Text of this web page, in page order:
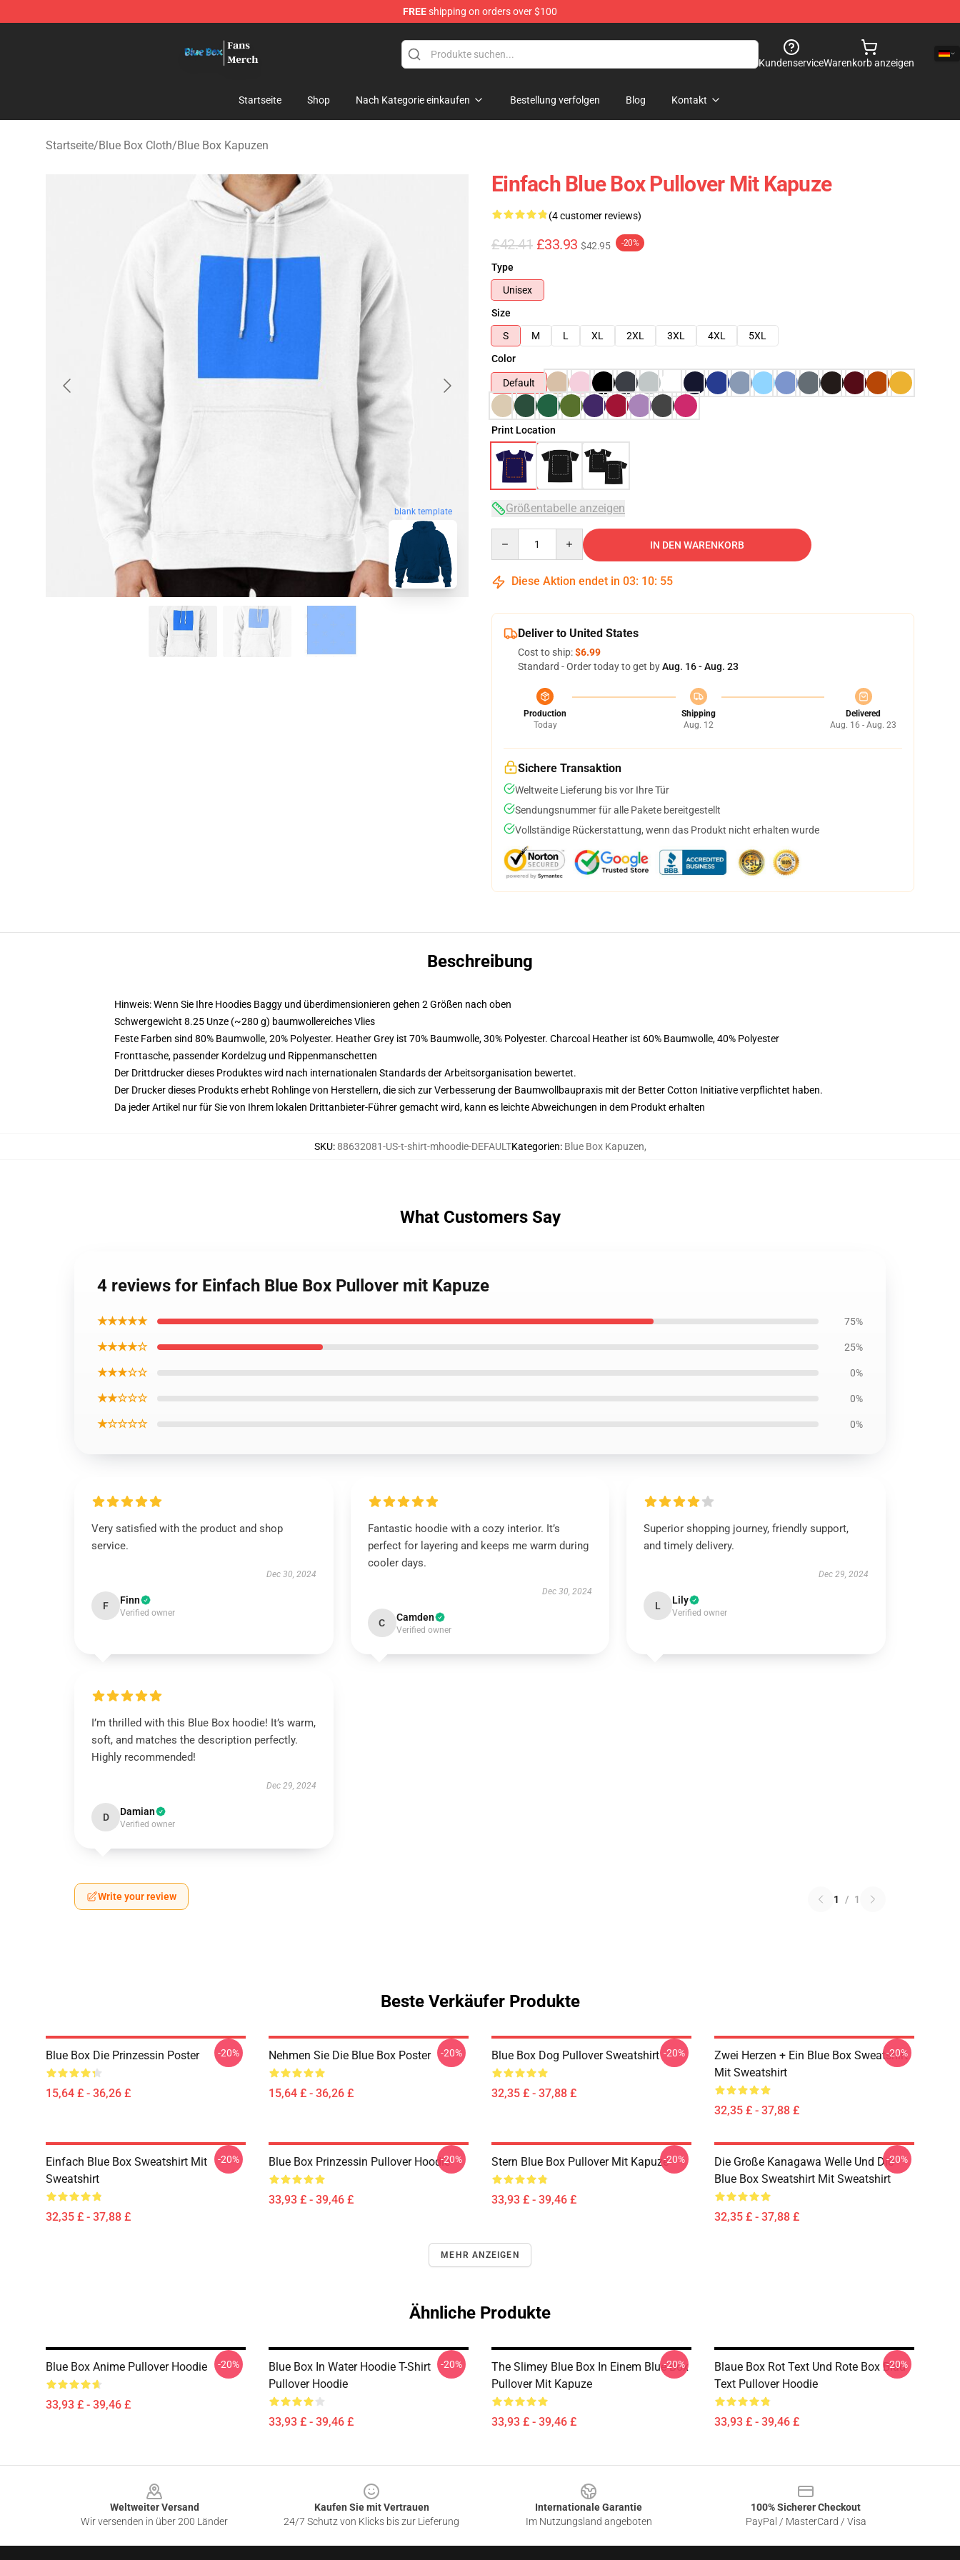
FREEshipping on orders over $100
KundenserviceWarenkorb anzeigen
Startseite Shop Nach Kategorie einkaufen Bestellung verfolgen Blog Kontakt
Startseite/Blue Box Cloth/Blue Box Kapuzen
blank template
Einfach Blue Box Pullover Mit Kapuze
(4 customer reviews)
£42.41 £33.93 $42.95 -20%
Type
Unisex
Size
S
M L XL 2XL 3XL 4XL
5XL
Color
Default
Print Location
Größentabelle anzeigen
IN DEN WARENKORB
Diese Aktion endet in 03: 10: 54
Deliver to United States
Cost to ship:$6.99
Standard - Order today to get byAug. 16 - Aug. 23
Production
Today
Shipping
Aug. 12
Delivered
Aug. 16 - Aug. 23
Sichere Transaktion
Weltweite Lieferung bis vor Ihre Tür
Sendungsnummer für alle Pakete bereitgestellt
Vollständige Rückerstattung, wenn das Produkt nicht erhalten wurde
Beschreibung
Hinweis: Wenn Sie Ihre Hoodies Baggy und überdimensionieren gehen 2 Größen nach oben
Schwergewicht 8.25 Unze (~280 g) baumwollereiches Vlies
Feste Farben sind 80% Baumwolle, 20% Polyester. Heather Grey ist 70% Baumwolle, 30% Polyester. Charcoal Heather ist 60% Baumwolle, 40% Polyester
Fronttasche, passender Kordelzug und Rippenmanschetten
Der Drittdrucker dieses Produktes wird nach internationalen Standards der Arbeitsorganisation bewertet.
Der Drucker dieses Produkts erhebt Rohlinge von Herstellern, die sich zur Verbesserung der Baumwollbaupraxis mit der Better Cotton Initiative verpflichtet haben.
Da jeder Artikel nur für Sie von Ihrem lokalen Drittanbieter-Führer gemacht wird, kann es leichte Abweichungen in dem Produkt erhalten
SKU:88632081-US-t-shirt-mhoodie-DEFAULTKategorien: Blue Box Kapuzen,
What Customers Say
4 reviews for Einfach Blue Box Pullover mit Kapuze
★★★★★ 75%
★★★★☆ 25%
★★★☆☆ 0%
★★☆☆☆ 0%
★☆☆☆☆ 0%
Very satisfied with the product and shop
service.
Dec 30, 2024
F Finn
Verified owner
Fantastic hoodie with a cozy interior. It’s
perfect for layering and keeps me warm during
cooler days.
Dec 30, 2024
C Camden
Verified owner
Superior shopping journey, friendly support,
and timely delivery.
Dec 29, 2024
L Lily
Verified owner
I’m thrilled with this Blue Box hoodie! It’s warm,
soft, and matches the description perfectly.
Highly recommended!
Dec 29, 2024
D Damian
Verified owner
Write your review 1 / 1
Beste Verkäufer Produkte
Blue Box Die Prinzessin Poster
15,64 £ - 36,26 £
-20% Nehmen Sie Die Blue Box Poster
15,64 £ - 36,26 £
-20% Blue Box Dog Pullover Sweatshirt
32,35 £ - 37,88 £
-20%
Zwei Herzen + Ein Blue Box Sweatshirt
Mit Sweatshirt
32,35 £ - 37,88 £
-20%
Einfach Blue Box Sweatshirt Mit
Sweatshirt
32,35 £ - 37,88 £
-20% Blue Box Prinzessin Pullover Hoodie
33,93 £ - 39,46 £
-20% Stern Blue Box Pullover Mit Kapuze
33,93 £ - 39,46 £
-20%
Die Große Kanagawa Welle Und Die
Blue Box Sweatshirt Mit Sweatshirt
32,35 £ - 37,88 £
-20%
MEHR ANZEIGEN
Ähnliche Produkte
Blue Box Anime Pullover Hoodie
33,93 £ - 39,46 £
-20%
Blue Box In Water Hoodie T-Shirt
Pullover Hoodie
33,93 £ - 39,46 £
-20%
The Slimey Blue Box In Einem Blue Box
Pullover Mit Kapuze
33,93 £ - 39,46 £
-20%
Blaue Box Rot Text Und Rote Box Blau
Text Pullover Hoodie
33,93 £ - 39,46 £
-20%
Weltweiter Versand
Wir versenden in über 200 Länder
Kaufen Sie mit Vertrauen
24/7 Schutz von Klicks bis zur Lieferung
Internationale Garantie
Im Nutzungsland angeboten
100% Sicherer Checkout
PayPal / MasterCard / Visa